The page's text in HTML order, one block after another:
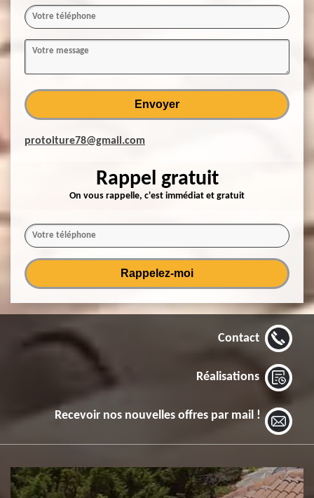
protoiture78@gmail.com
Rappel gratuit
On vous rappelle, c'est immédiat et gratuit
Contact
Réalisations
Recevoir nos nouvelles offres par mail !